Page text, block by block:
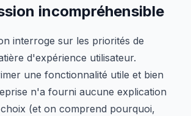
incompréhensible
interroge sur les priorités de
d'expérience utilisateur.
une fonctionnalité utile et bien
n'a fourni aucune explication
(et on comprend pourquoi,